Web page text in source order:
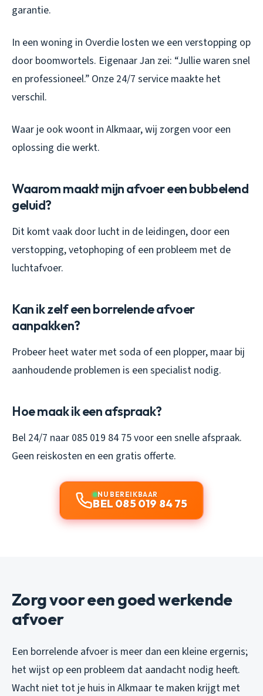
garantie.
In een woning in Overdie losten we een verstopping op
door boomwortels. Eigenaar Jan zei: “Jullie waren snel
en professioneel.” Onze 24/7 service maakte het
verschil.
Waar je ook woont in Alkmaar, wij zorgen voor een
oplossing die werkt.
Waarom maakt mijn afvoer een bubbelend
geluid?
Dit komt vaak door lucht in de leidingen, door een
verstopping, vetophoping of een probleem met de
luchtafvoer.
Kan ik zelf een borrelende afvoer
aanpakken?
Probeer heet water met soda of een plopper, maar bij
aanhoudende problemen is een specialist nodig.
Hoe maak ik een afspraak?
Bel 24/7 naar 085 019 84 75 voor een snelle afspraak.
Geen reiskosten en een gratis offerte.
NU BEREIKBAAR
BEL 085 019 84 75
Zorg voor een goed werkende
afvoer
Een borrelende afvoer is meer dan een kleine ergernis;
het wijst op een probleem dat aandacht nodig heeft.
Wacht niet tot je huis in Alkmaar te maken krijgt met